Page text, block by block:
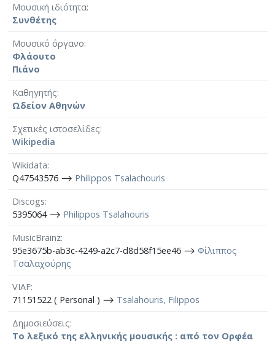
Μουσική ιδιότητα
Συνθέτης
Μουσικό όργανο
Φλάουτο
Πιάνο
Καθηγητής
Ωδείον Αθηνών
Σχετικές ιστοσελίδες
Wikipedia
Wikidata
Q47543576 ⟶ Philippos Tsalachouris
Discogs
5395064 ⟶ Philippos Tsalahouris
MusicBrainz
95e3675b-ab3c-4249-a2c7-d8d58f15ee46 ⟶ Φίλιππος
Τσαλαχούρης
VIAF
71151522 ( Personal ) ⟶ Tsalahouris, Filippos
Δημοσιεύσεις
Το λεξικό της ελληνικής μουσικής : από τον Ορφέα